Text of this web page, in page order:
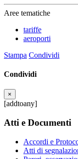
Aree tematiche
tariffe
aeroporti
Stampa Condividi
Condividi
×
[addtoany]
Atti e Documenti
Accordi e
Atti di